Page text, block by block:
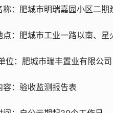
称：肥城市明瑞嘉园小区二期
点：肥城市工业一路以南、
位：肥城市瑞丰置业有限公司
容：验收监测报告表